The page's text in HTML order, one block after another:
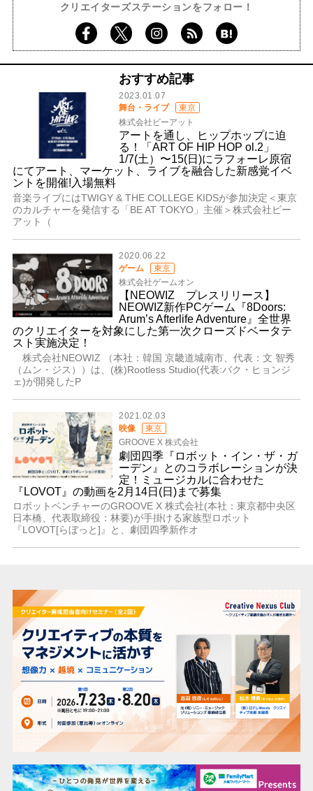
クリエイターズステーションをフォロー！
おすすめ記事
2023.01.07
舞台・ライブ
東京
株式会社ビーアット
アートを通し、ヒップホップに迫
る！「ART OF HIP HOP ol.2」
1/7(土）〜15(日)にラフォーレ原宿
にてアート、マーケット、ライブを融合した新感覚イベ
ントを開催!入場無料
音楽ライブにはTWIGY & THE COLLEGE KIDSが参加決定＜東京
のカルチャーを発信する「BE AT TOKYO」主催＞株式会社ビー
アット（
2020.06.22
ゲーム
東京
株式会社ゲームオン
【NEOWIZ プレスリリース】
NEOWIZ新作PCゲーム『8Doors:
Arum’s Afterlife Adventure』全世界
のクリエイターを対象にした第一次クローズドベータテ
スト実施決定！
株式会社NEOWIZ （本社：韓国 京畿道城南市、代表：文 智秀
（ムン・ジス））は、(株)Rootless Studio(代表:バク・ヒョンジ
ェ)が開発したP
2021.02.03
映像
東京
GROOVE X 株式会社
劇団四季『ロボット・イン・ザ・ガ
ーデン』とのコラボレーションが決
定！ミュージカルに合わせた
『LOVOT』の動画を2月14日(日)まで募集
ロボットベンチャーのGROOVE X 株式会社(本社：東京都中央区
日本橋、代表取締役：林要)が手掛ける家族型ロボット
『LOVOT[らぼっと]』と、劇団四季新作オ